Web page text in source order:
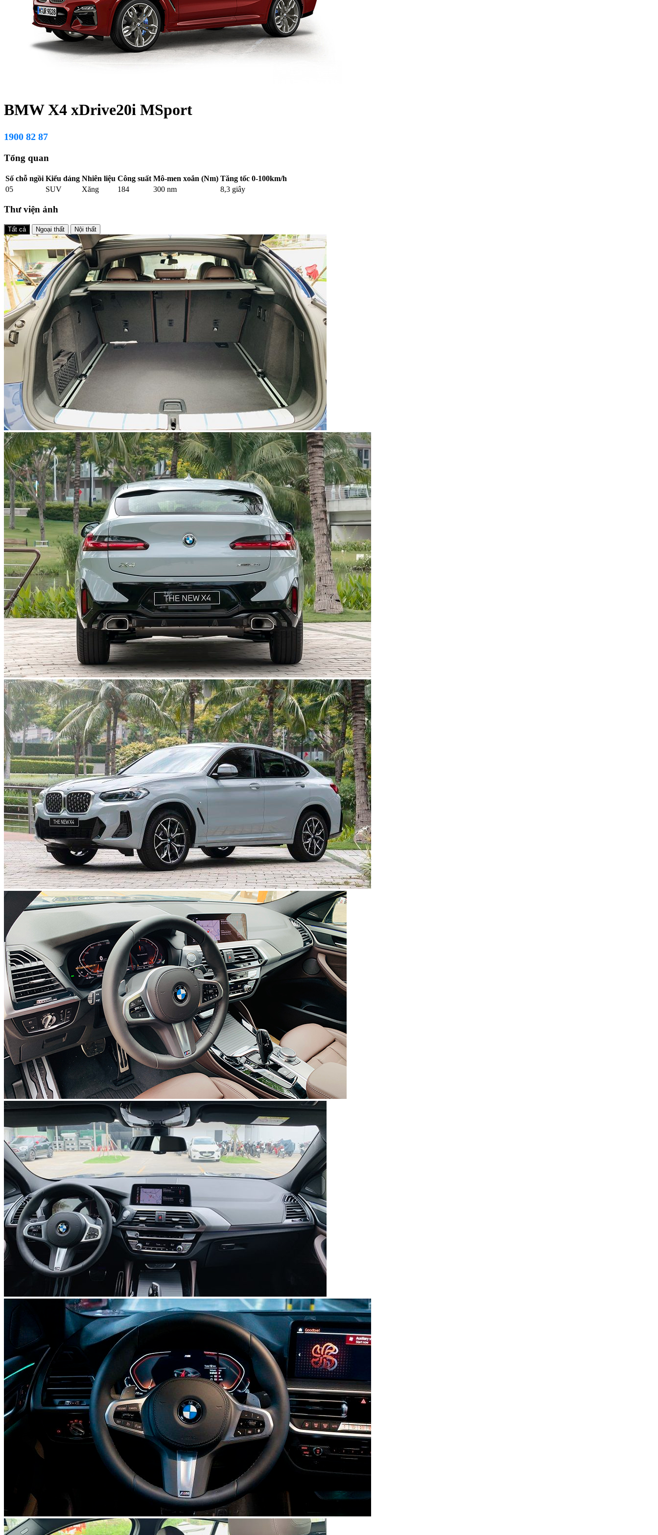
BMW X4 xDrive20i MSport
1900 82 87
Tổng quan
Số chỗ ngồi Kiểu dáng Nhiên liệu Công suất Mô-men xoắn (Nm) Tăng tốc 0-100km/h
05
SUV Xăng 184 300 nm 8,3 giây
Thư viện ảnh
Tất cả Ngoại thất Nội thất